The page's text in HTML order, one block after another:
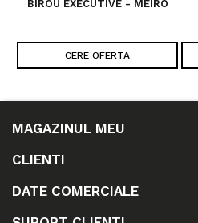
BIROU EXECUTIVE - MEIRO
CERE OFERTA
MAGAZINUL MEU
CLIENTI
DATE COMERCIALE